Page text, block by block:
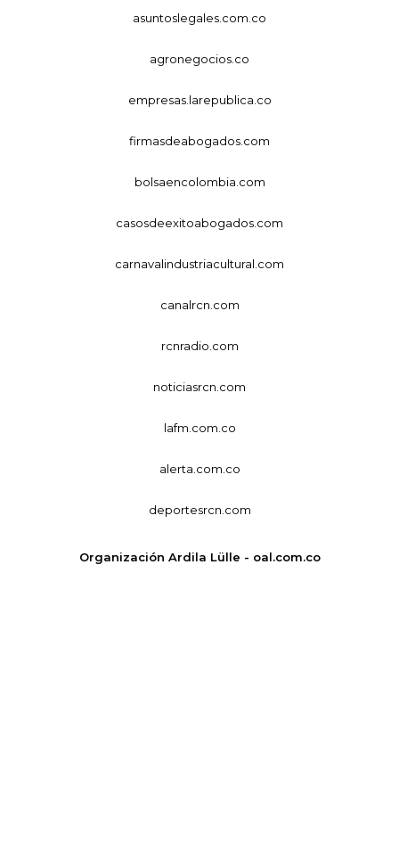
asuntoslegales.com.co
agronegocios.co
empresas.larepublica.co
firmasdeabogados.com
bolsaencolombia.com
casosdeexitoabogados.com
carnavalindustriacultural.com
canalrcn.com
rcnradio.com
noticiasrcn.com
lafm.com.co
alerta.com.co
deportesrcn.com
Organización Ardila Lülle - oal.com.co